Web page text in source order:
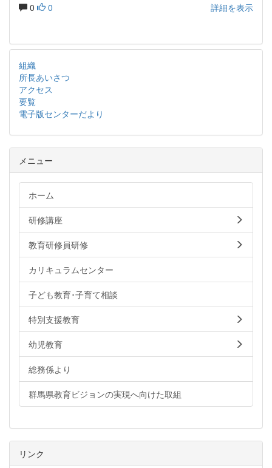
0 0 詳細を表示
組織
所長あいさつ
アクセス
要覧
電子版センターだより
メニュー
ホーム
研修講座
教育研修員研修
カリキュラムセンター
子ども教育･子育て相談
特別支援教育
幼児教育
総務係より
群馬県教育ビジョンの実現へ向けた取組
リンク